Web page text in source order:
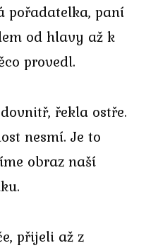
pořadatelka, paní
od hlavy až k
provedl.
řekla ostře.
nesmí. Je to
obraz naší
přijeli až z